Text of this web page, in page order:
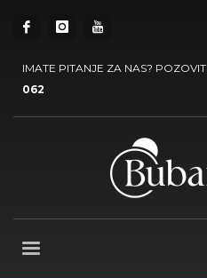
IMATE PITANJE ZA NAS?
062